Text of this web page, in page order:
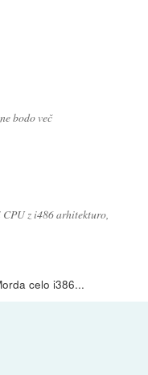
bodo več
z i486 arhitekturo,
celo i386...